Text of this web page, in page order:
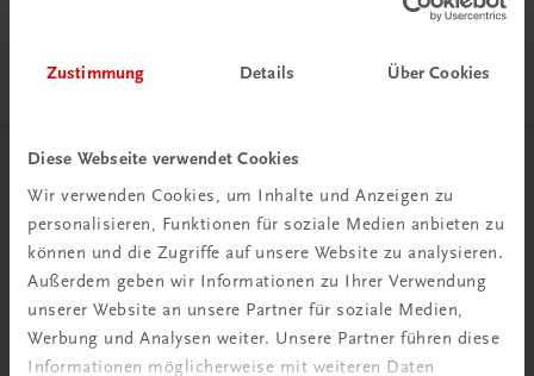
Zustimmung Details Über Cookies
Diese Webseite verwendet Cookies
Wir verwenden Cookies, um Inhalte und Anzeigen zu
personalisieren, Funktionen für soziale Medien anbieten zu
können und die Zugriffe auf unsere Website zu analysieren.
Außerdem geben wir Informationen zu Ihrer Verwendung
unserer Website an unsere Partner für soziale Medien,
Werbung und Analysen weiter. Unsere Partner führen diese
Informationen möglicherweise mit weiteren Daten
Herzlich willkommen bei TRAUNER!
Wir über uns